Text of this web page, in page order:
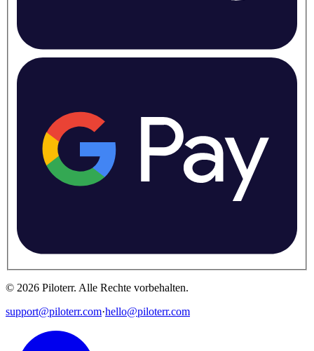
© 2026 Piloterr. Alle Rechte vorbehalten.
support@piloterr.com·hello@piloterr.com